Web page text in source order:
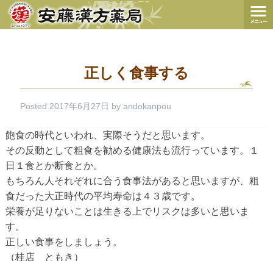
正しく食事する
Posted 2017年6月27日 by andokanpou
飽食の時代といわれ、実際そうだと思います。
その反動として粗食を勧める健康法も流行っています。１
日１食とか断食とか。
もちろん人それぞれに合う食事法があると思いますが、粗
食だった大正時代の平均寿命は４３歳です。
栄養が足りないことは生きる上でリスクは多いと思いま
す。
正しい食事をしましょう。
（桂店 ともき）